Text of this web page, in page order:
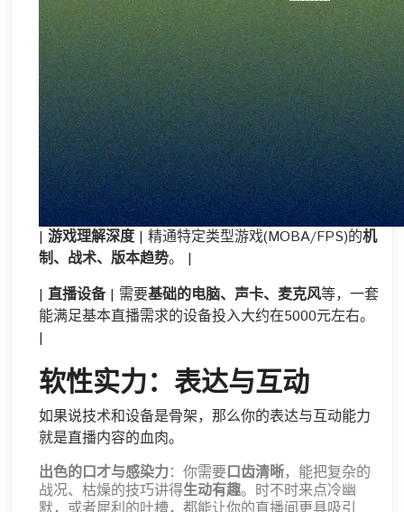
| 游戏理解深度| 精通特定类型游戏(MOBA/FPS)的机
制、战术、版本趋势。 |
| 直播设备| 需要基础的电脑、声卡、麦克风等，一套
能满足基本直播需求的设备投入大约在5000元左右。
|
软性实力：表达与互动
如果说技术和设备是骨架，那么你的表达与互动能力
就是直播内容的血肉。
出色的口才与感染力：你需要口齿清晰，能把复杂的
战况、枯燥的技巧讲得生动有趣。时不时来点冷幽